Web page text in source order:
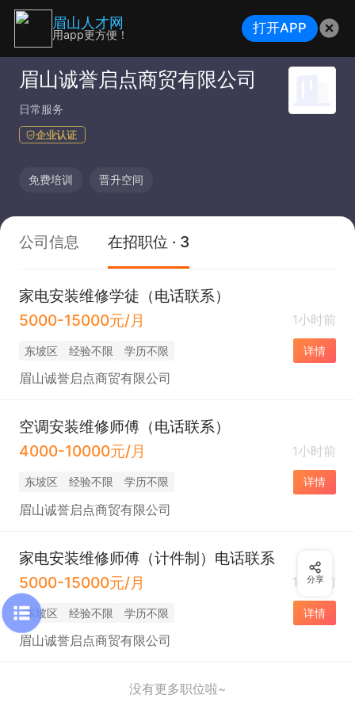
眉山诚誉启点商贸有限公司
日常服务
企业认证
免费培训 晋升空间
公司信息 在招职位 · 3
家电安装维修学徒（电话联系）
5000-15000元/月
1小时前
东坡区 经验不限 学历不限 详情
眉山诚誉启点商贸有限公司
空调安装维修师傅（电话联系）
4000-10000元/月
1小时前
东坡区 经验不限 学历不限 详情
眉山诚誉启点商贸有限公司
家电安装维修师傅（计件制）电话联系
5000-15000元/月
1小时前
东坡区 经验不限 学历不限 详情
眉山诚誉启点商贸有限公司
没有更多职位啦~
分享
眉山人才网
用app更方便！ 打开APP